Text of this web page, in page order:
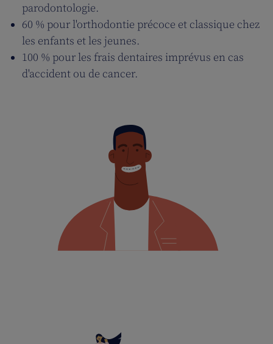
parodontologie.
60 % pour l'orthodontie précoce et classique chez
les enfants et les jeunes.
100 % pour les frais dentaires imprévus en cas
d'accident ou de cancer.